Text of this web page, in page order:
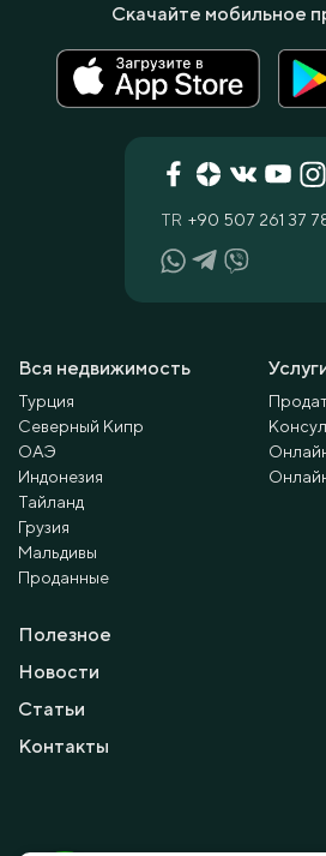
Вся недвижимость
Турция
Северный Кипр
ОАЭ
Индонезия
Тайланд
Грузия
Мальдивы
Проданные
Полезное
Новости
Статьи
Контакты
TR +90 507 261 37
Скачайте мобильное